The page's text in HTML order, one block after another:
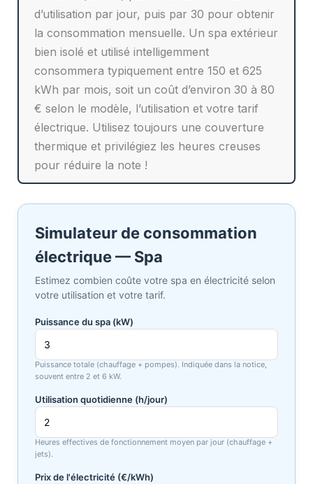
d’utilisation par jour, puis par 30 pour obtenir
la consommation mensuelle. Un spa extérieur
bien isolé et utilisé intelligemment
consommera typiquement entre 150 et 625
kWh par mois, soit un coût d’environ 30 à 80
€ selon le modèle, l’utilisation et votre tarif
électrique. Utilisez toujours une couverture
thermique et privilégiez les heures creuses
pour réduire la note !
Simulateur de consommation
électrique — Spa
Estimez combien coûte votre spa en électricité selon
votre utilisation et votre tarif.
Puissance du spa (kW)
Puissance totale (chauffage + pompes). Indiquée dans la notice,
souvent entre 2 et 6 kW.
Utilisation quotidienne (h/jour)
Heures effectives de fonctionnement moyen par jour (chauffage +
jets).
Prix de l'électricité (€/kWh)